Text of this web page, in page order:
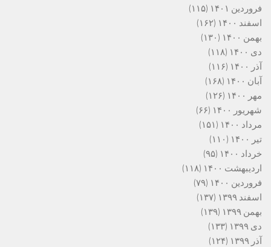
فروردین ۱۴۰۱
(۱۱۵)
اسفند ۱۴۰۰
(۱۶۲)
بهمن ۱۴۰۰
(۱۳۰)
دی ۱۴۰۰
(۱۱۸)
آذر ۱۴۰۰
(۱۱۶)
آبان ۱۴۰۰
(۱۶۸)
مهر ۱۴۰۰
(۱۲۶)
شهریور ۱۴۰۰
(۶۶)
مرداد ۱۴۰۰
(۱۵۱)
تیر ۱۴۰۰
(۱۱۰)
خرداد ۱۴۰۰
(۹۵)
اردیبهشت ۱۴۰۰
(۱۱۸)
فروردین ۱۴۰۰
(۷۹)
اسفند ۱۳۹۹
(۱۳۷)
بهمن ۱۳۹۹
(۱۳۹)
دی ۱۳۹۹
(۱۳۳)
آذر ۱۳۹۹
(۱۲۴)